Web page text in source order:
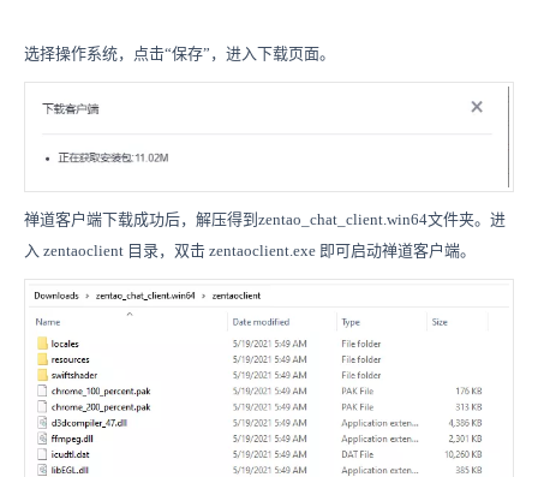
选择操作系统，点击“保存”，进入下载页面。
禅道客户端下载成功后，解压得到zentao_chat_client.win64文件夹。进
入 zentaoclient 目录，双击 zentaoclient.exe 即可启动禅道客户端。